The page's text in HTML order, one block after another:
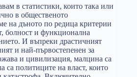
в статистики, които така или
в общественото
на дъното по редица критерии
болност и функционална
И въпреки драстичният
и най-първостепенен за
и цивилизация, малцина са
са политиците на власт, които